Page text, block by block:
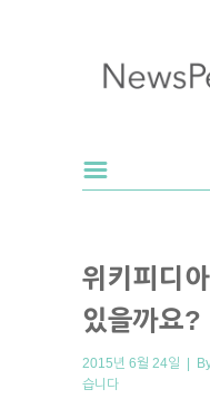
위키피디
있을까요?
2015년 6월 24일 |
습니다